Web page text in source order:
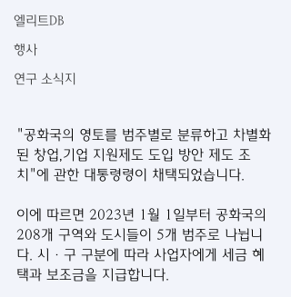
엘리트DB
행사
연구 소식지
"공화국의 영토를 범주별로 분류하고 차별화
된 창업,기업 지원제도 도입 방안 제도 조
치"에 관한 대통령령이 채택되었습니다.
이에 따르면 2023년 1월 1일부터 공화국의
208개 구역와 도시들이 5개 범주로 나뉩니
다. 시·구 구분에 따라 사업자에게 세금 혜
택과 보조금을 지급합니다.